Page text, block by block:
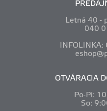
Letná 40 -
040
OTVÁRACIA
Po-Pi: 10
So: